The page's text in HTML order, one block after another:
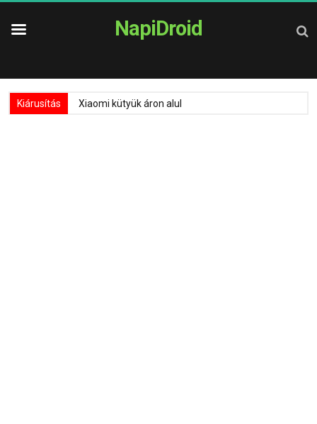
NapiDroid
Kiárusítás Xiaomi kütyük áron alul